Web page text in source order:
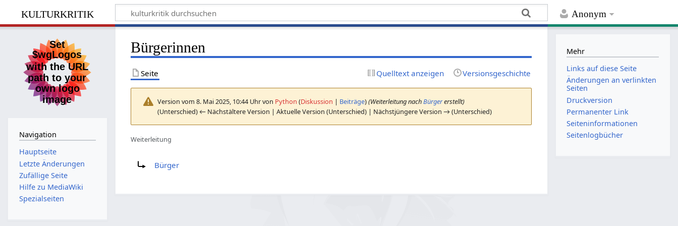
Anonym
kulturkritik
Bürgerinnen
Seite Quelltext anzeigen Versionsgeschichte
Version vom 8. Mai 2025, 10:44 Uhr von Python (Diskussion | Beiträge)(Weiterleitung nachBürgererstellt)
(Unterschied) ← Nächstältere Version | Aktuelle Version (Unterschied) | Nächstjüngere Version → (Unterschied)
Weiterleitung
Bürger
Navigation
Hauptseite
Letzte Änderungen
Zufällige Seite
Hilfe zu MediaWiki
Spezialseiten
Mehr
Links auf diese Seite
Änderungen an verlinkten
Seiten
Druckversion
Permanenter Link
Seiten­­informationen
Seitenlogbücher